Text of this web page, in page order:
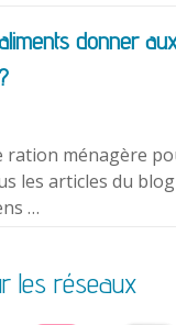
donner
ration ménagère
les articles du
…
les réseaux